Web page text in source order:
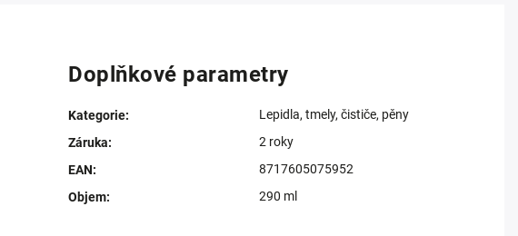
Doplňkové parametry
Kategorie:
Lepidla, tmely, čističe, pěny
Záruka:
2 roky
EAN:
8717605075952
Objem: 290 ml